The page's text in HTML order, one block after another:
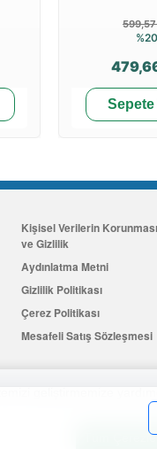
599,57
%20
geliştirmemize
Tüm
Kişisel Verilerin Korunması
ve Gizlilik
Aydınlatma Metni
Gizlilik Politikası
Çerez Politikası
Mesafeli Satış Sözleşmesi
100 ₺ değerinde indirim